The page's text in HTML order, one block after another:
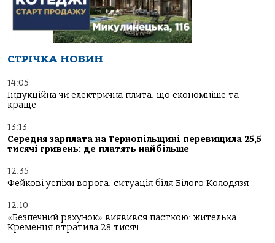
СТРІЧКА НОВИН
14:05
Індукційна чи електрична плита: що економніше та
краще
13:13
Середня зарплата на Тернопільщині перевищила 25,5
тисячі гривень: де платять найбільше
12:35
Фейкові успіхи ворога: ситуація біля Білого Колодязя
12:10
«Безпечний рахунок» виявився пасткою: жителька
Кременця втратила 28 тисяч